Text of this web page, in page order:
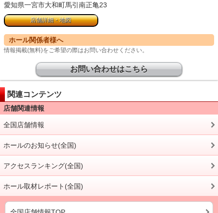
愛知県一宮市大和町馬引南正亀23
店舗詳細・地図
ホール関係者様へ
情報掲載(無料)をご希望の際はお問い合わせください。
お問い合わせはこちら
関連コンテンツ
店舗関連情報
全国店舗情報
ホールのお知らせ(全国)
アクセスランキング(全国)
ホール取材レポート(全国)